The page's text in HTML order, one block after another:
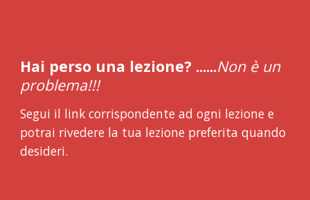
Hai perso una lezione? ......Non è un
problema!!!
Segui il link corrispondente ad ogni lezione e
potrai rivedere la tua lezione preferita quando
desideri.